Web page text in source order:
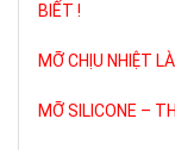
BIẾT !
MỠ CHỊU NHIỆT
MỠ SILICONE –